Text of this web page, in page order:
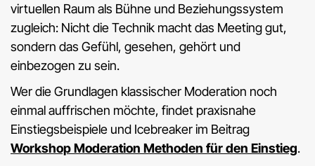
virtuellen Raum als Bühne und Beziehungssystem
zugleich: Nicht die Technik macht das Meeting gut,
sondern das Gefühl, gesehen, gehört und
einbezogen zu sein.
Wer die Grundlagen klassischer Moderation noch
einmal auffrischen möchte, findet praxisnahe
Einstiegsbeispiele und Icebreaker im Beitrag
Workshop Moderation Methoden für den Einstieg.